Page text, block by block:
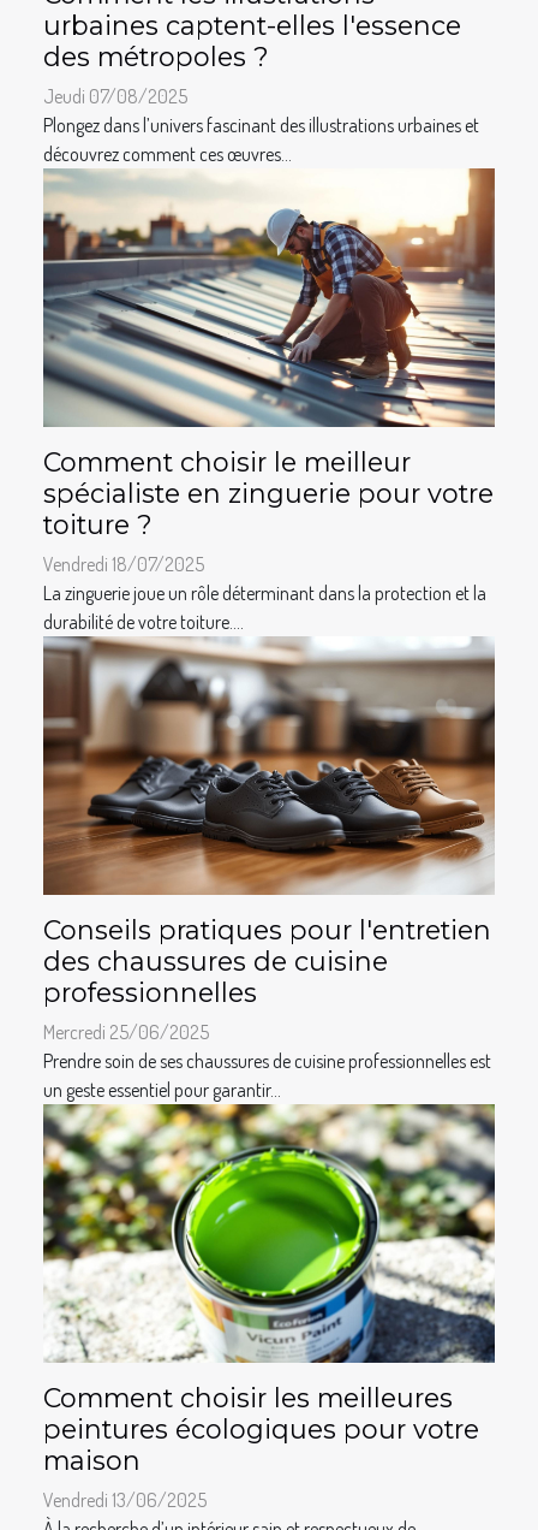
urbaines captent-elles l'essence
des métropoles ?
Jeudi 07/08/2025
Plongez dans l’univers fascinant des illustrations urbaines et
découvrez comment ces œuvres...
Comment choisir le meilleur
spécialiste en zinguerie pour votre
toiture ?
Vendredi 18/07/2025
La zinguerie joue un rôle déterminant dans la protection et la
durabilité de votre toiture....
Conseils pratiques pour l'entretien
des chaussures de cuisine
professionnelles
Mercredi 25/06/2025
Prendre soin de ses chaussures de cuisine professionnelles est
un geste essentiel pour garantir...
Comment choisir les meilleures
peintures écologiques pour votre
maison
Vendredi 13/06/2025